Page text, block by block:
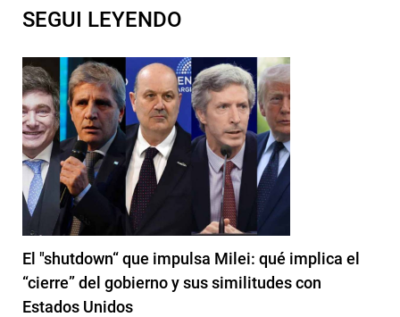
SEGUI LEYENDO
El "shutdown“ que impulsa Milei: qué implica el
“cierre” del gobierno y sus similitudes con
Estados Unidos